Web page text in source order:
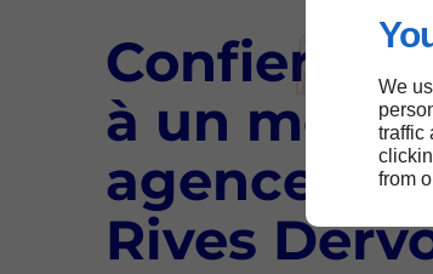
We
traffic
from
Confier
à un
agenceur
Rives